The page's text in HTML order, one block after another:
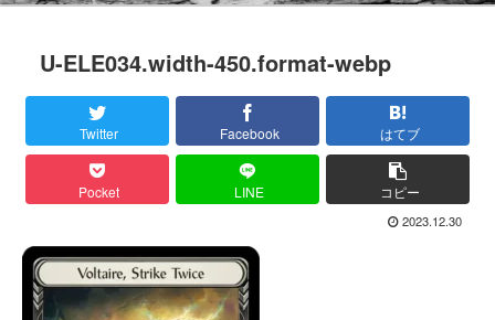
U-ELE034.width-450.format-webp
Twitter Facebook はてブ
Pocket LINE コピー
2023.12.30